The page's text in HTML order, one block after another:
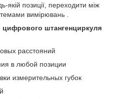
якій позиції, переходити між
вимірювань .
цифрового штангенциркуля
расстояний
в любой позиции
измерительных губок